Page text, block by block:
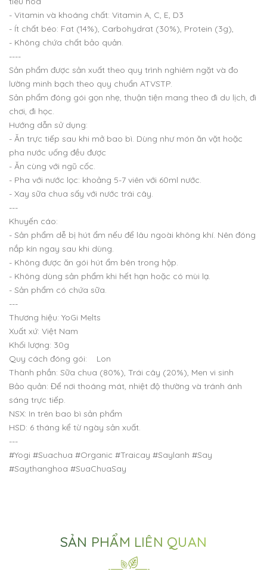
- Vitamin và khoáng chất: Vitamin A, C, E, D3
- Ít chất béo: Fat (14%), Carbohydrat (30%), Protein (3g),
- Không chứa chất bảo quản.
----
Sản phẩm được sản xuất theo quy trình nghiêm ngặt và đo
lường minh bạch theo quy chuẩn ATVSTP.
Sản phẩm đóng gói gọn nhẹ, thuận tiện mang theo đi du lịch, đi
chơi, đi học.
Hướng dẫn sử dụng:
- Ăn trực tiếp sau khi mở bao bì. Dùng như món ăn vặt hoặc
pha nước uống đều được
- Ăn cùng với ngũ cốc.
- Pha với nước lọc: khoảng 5-7 viên với 60ml nước.
- Xay sữa chua sấy với nước trái cây.
---
Khuyến cáo:
- Sản phẩm dễ bị hút ẩm nếu để lâu ngoài không khí. Nên đóng
nắp kín ngay sau khi dùng.
- Không được ăn gói hút ẩm bên trong hộp.
- Không dùng sản phẩm khi hết hạn hoặc có mùi lạ.
- Sản phẩm có chứa sữa.
---
Thương hiệu: YoGi Melts
Xuất xứ: Việt Nam
Khối lượng: 30g
Quy cách đóng gói: Lon
Thành phần: Sữa chua (80%), Trái cây (20%), Men vi sinh
Bảo quản: Để nơi thoáng mát, nhiệt độ thường và tránh ánh
sáng trực tiếp.
NSX: In trên bao bì sản phẩm
HSD: 6 tháng kể từ ngày sản xuất.
---
#Yogi #Suachua #Organic #Traicay #Saylanh #Say
#Saythanghoa #SuaChuaSay
SẢN PHẨM LIÊN QUAN